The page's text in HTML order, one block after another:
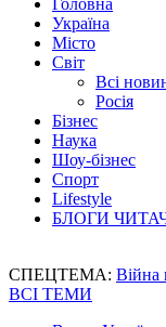
Головна
Україна
Місто
Світ
Всі
Росія
Бізнес
Наука
Шоу-бізнес
Спорт
Lifestyle
БЛОГИ
СПЕЦТЕМА: Війна
ВСІ ТЕМИ